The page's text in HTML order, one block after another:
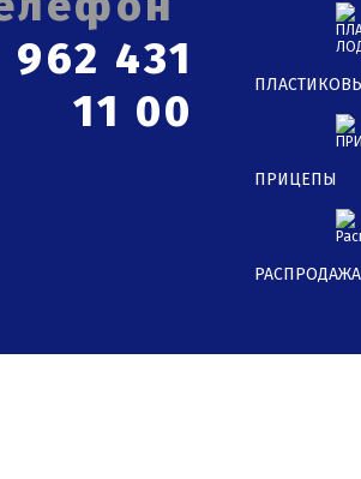
962 431
11 00
ПРИЦЕПЫ
РАСПРОДАЖА